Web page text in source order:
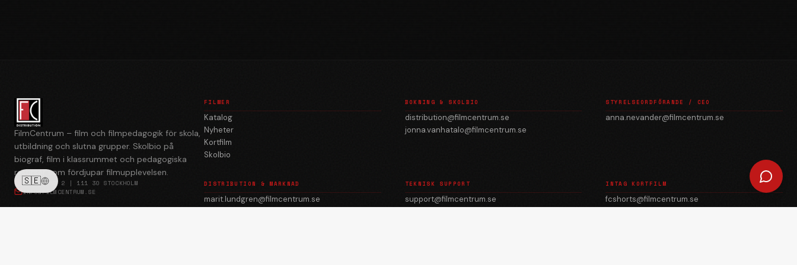
FilmCentrum – film och filmpedagogik för skola,
utbildning och slutna grupper. Skolbio på
biograf, film i klassrummet och pedagogiska
resurser som fördjupar filmupplevelsen.
BREDGRÄND 2 | 111 30 STOCKHOLM
INFO@FILMCENTRUM.SE
FILMER
Katalog
Nyheter
Kortfilm
Skolbio
BOKNING & SKOLBIO
distribution@filmcentrum.se
jonna.vanhatalo@filmcentrum.se
STYRELSEORDFÖRANDE / CEO
anna.nevander@filmcentrum.se
DISTRIBUTION & MARKNAD
marit.lundgren@filmcentrum.se
TEKNISK SUPPORT
support@filmcentrum.se
INTAG KORTFILM
fcshorts@filmcentrum.se
🇸🇪